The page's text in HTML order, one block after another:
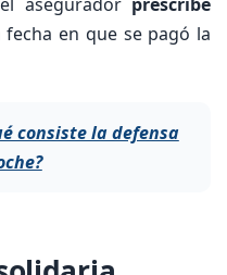
fecha en que se pagó la
consiste la defensa